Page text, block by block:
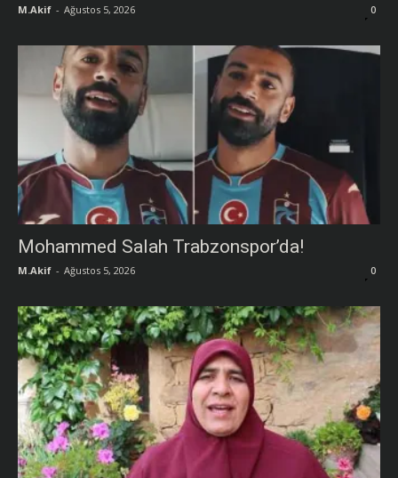
M.Akif - Ağustos 5, 2026 0
Mohammed Salah Trabzonspor’da!
M.Akif - Ağustos 5, 2026 0